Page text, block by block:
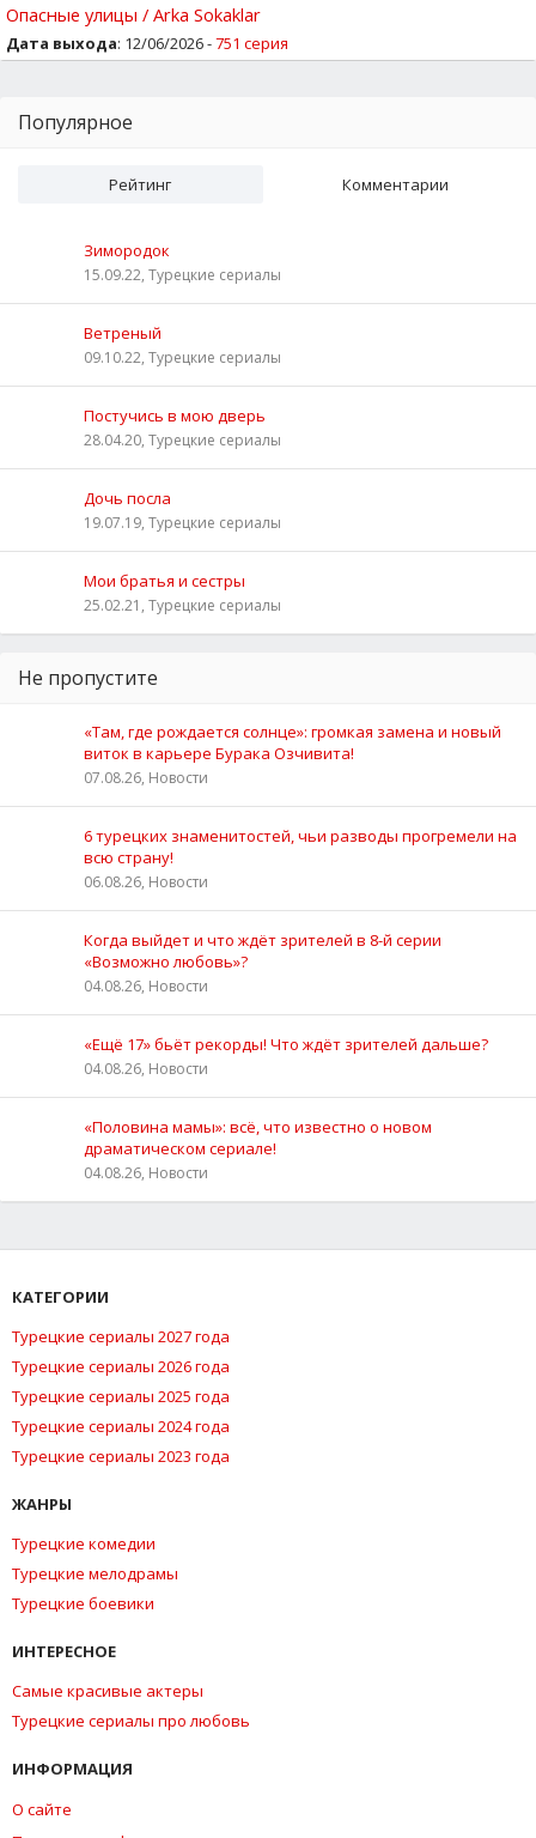
Опасные улицы / Arka Sokaklar
Дата выхода: 12/06/2026 -751 серия
Популярное
Рейтинг Комментарии
Зимородок
15.09.22, Турецкие сериалы
Ветреный
09.10.22, Турецкие сериалы
Постучись в мою дверь
28.04.20, Турецкие сериалы
Дочь посла
19.07.19, Турецкие сериалы
Мои братья и сестры
25.02.21, Турецкие сериалы
Не пропустите
«Там, где рождается солнце»: громкая замена и новый
виток в карьере Бурака Озчивита!
07.08.26, Новости
6 турецких знаменитостей, чьи разводы прогремели на
всю страну!
06.08.26, Новости
Когда выйдет и что ждёт зрителей в 8-й серии
«Возможно любовь»?
04.08.26, Новости
«Ещё 17» бьёт рекорды! Что ждёт зрителей дальше?
04.08.26, Новости
«Половина мамы»: всё, что известно о новом
драматическом сериале!
04.08.26, Новости
КАТЕГОРИИ
Турецкие сериалы 2027 года
Турецкие сериалы 2026 года
Турецкие сериалы 2025 года
Турецкие сериалы 2024 года
Турецкие сериалы 2023 года
ЖАНРЫ
Турецкие комедии
Турецкие мелодрамы
Турецкие боевики
ИНТЕРЕСНОЕ
Самые красивые актеры
Турецкие сериалы про любовь
ИНФОРМАЦИЯ
О сайте